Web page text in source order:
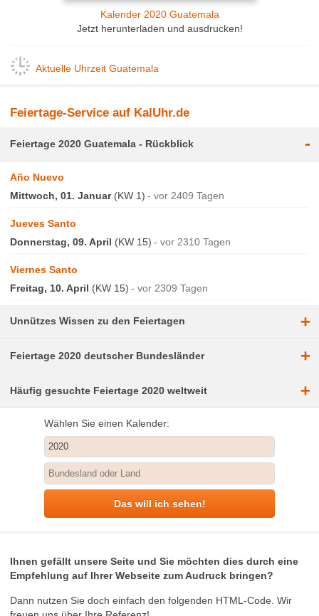
Kalender 2020 Guatemala
Jetzt herunterladen und ausdrucken!
Aktuelle Uhrzeit Guatemala
Feiertage-Service auf KalUhr.de
Feiertage 2020 Guatemala - Rückblick -
Año Nuevo
Mittwoch, 01. Januar(KW 1) vor 2409 Tagen
Jueves Santo
Donnerstag, 09. April (KW 15) vor 2310 Tagen
Viernes Santo
Freitag, 10. April (KW 15) vor 2309 Tagen
Unnützes Wissen zu den Feiertagen +
Feiertage 2020 deutscher Bundesländer +
Häufig gesuchte Feiertage 2020 weltweit +
Wählen Sie einen Kalender:
Das will ich sehen!
Ihnen gefällt unsere Seite und Sie möchten dies durch eine
Empfehlung auf Ihrer Webseite zum Audruck bringen?
Dann nutzen Sie doch einfach den folgenden HTML-Code. Wir